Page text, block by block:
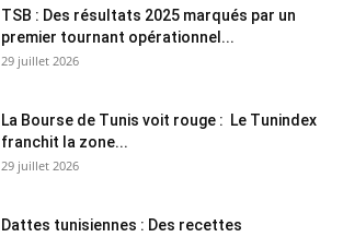
TSB : Des résultats 2025 marqués par un
premier tournant opérationnel...
29 juillet 2026
La Bourse de Tunis voit rouge : Le Tunindex
franchit la zone...
29 juillet 2026
Dattes tunisiennes : Des recettes